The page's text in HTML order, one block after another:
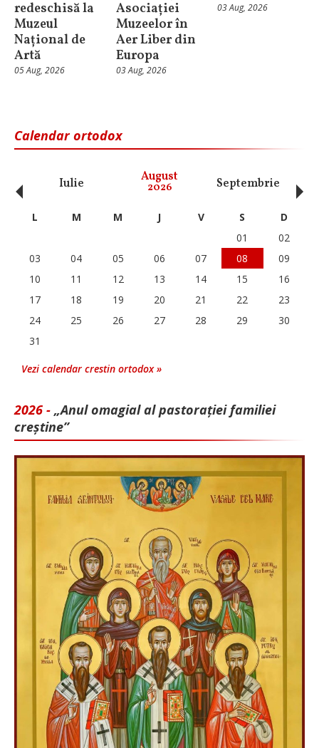
redeschisă la
Muzeul
Național de
Artă
05 Aug, 2026
Asociației
Muzeelor în
Aer Liber din
Europa
03 Aug, 2026
03 Aug, 2026
Calendar ortodox
Iulie August
2026 Septembrie
‹ L M M J V S
D
01
02
03
04 05 06 07 08
09
10
11 12 13 14 15
16
17
18 19 20 21 22
23
24
25 26 27 28 29
30
31
Vezi calendar crestin ortodox »
2026 - „Anul omagial al pastorației familiei
creștine”